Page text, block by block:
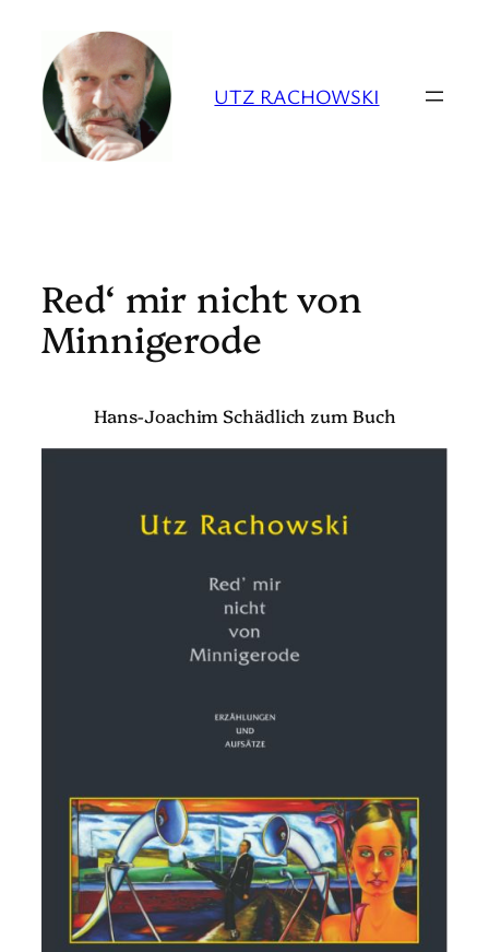
Inhalt
springen
UTZ RACHOWSKI
Red‘ mir nicht von
Minnigerode
Hans-Joachim Schädlich zum Buch